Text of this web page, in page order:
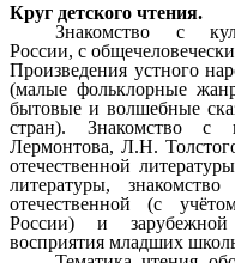
Круг детского чтения.
Знакомство с
России, с
Произведения устного
(малые фольклорные
бытовые и волшебные
стран). Знакомство
Лермонтова, Л.Н.
отечественной
литературы,
отечественной (с
России) и
восприятия младших